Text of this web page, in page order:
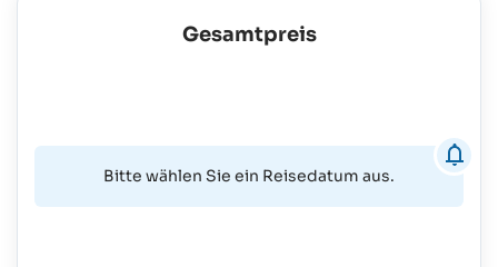
Gesamtpreis
Bitte wählen Sie ein Reisedatum aus.